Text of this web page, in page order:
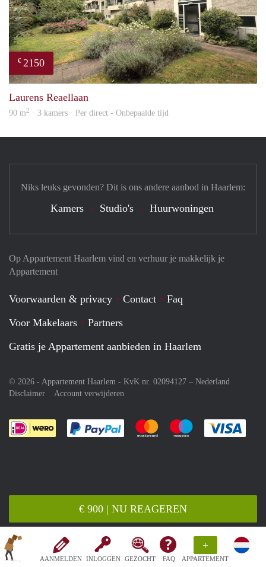
AANMELDEN INLOGGEN GEZOCHT FAQ
+
APPARTEMENT
€ 900 | NU REAGEREN
€ 2150
Laurens Reaellaan
90 m2 · 3 kamers · Per direct - Onbepaalde tijd
Op Appartement Haarlem vind en verhuur je makkelijk je
Appartement
Voorwaarden & privacy Contact
Faq
Voor Makelaars
Partners
Gratis je Appartement aanbieden in Haarlem
© 2026 - Appartement Haarlem - KvK nr. 02094127 – Nederland
Disclaimer
Account verwijderen
Je rekent gemakkelijk af met Paypal
Je rekent gemakkelijk af met
Je rekent
Niks leuks gevonden? Dit is ons andere aanbod in Haarlem:
Kamers Studio's Huurwoningen